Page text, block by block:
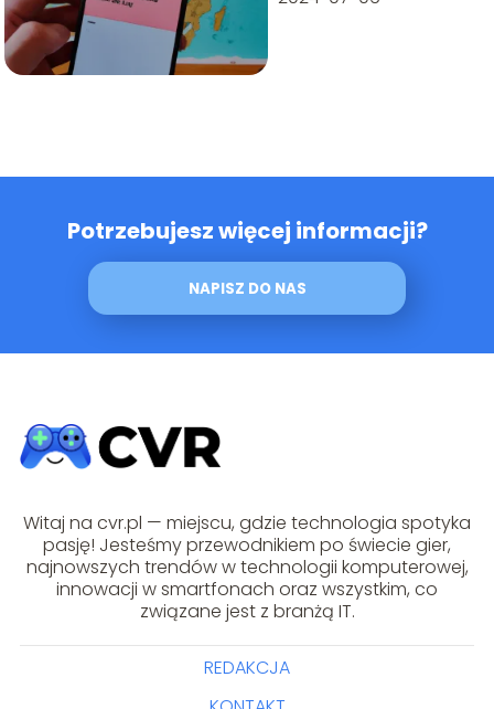
Potrzebujesz więcej informacji?
NAPISZ DO NAS
Witaj na cvr.pl — miejscu, gdzie technologia spotyka
pasję! Jesteśmy przewodnikiem po świecie gier,
najnowszych trendów w technologii komputerowej,
innowacji w smartfonach oraz wszystkim, co
związane jest z branżą IT.
REDAKCJA